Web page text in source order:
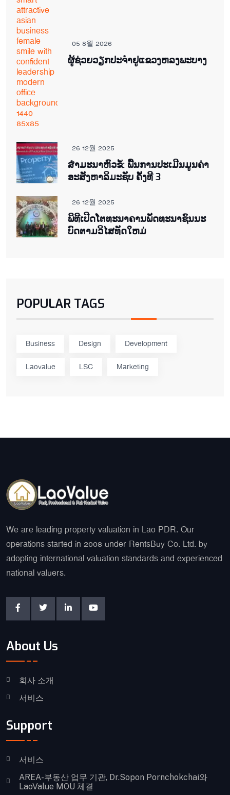
05 8월 2026
ຜູ້ຊ່ວຍ​ວຽກປະ​ຈຳ​ຢູ​​ແຂວງຫລງ​ພະ​ບາງ
26 12월 2025
ສຳມະນາຫົວຂໍ້: ພື້ນການປະເມີນມູນຄ່າ
ອະສັງຫາລິມະຊັບ ຄັ້ງທີ 3
26 12월 2025
ພິ​ທີ​ເປີດ​ໂຕ​ທະ​ນາ​ຄານ​ພັດ​ທະ​ນາ​ຊົນ​ນະ​
ບົດ​ຕາມ​ວິ​ໄສ​ທັດ​ໃຫມ່
POPULAR TAGS
Business Design Development
Laovalue LSC Marketing
We are leading property valuation in Lao PDR. Our
operations started in 2008 under RentsBuy Co. Ltd. by
adopting international valuation standards and experienced
national valuers.
About Us
회사 소개
서비스
Support
서비스
AREA-부동산 업무 기관, Dr.Sopon Pornchokchai와
LaoValue MOU 체결